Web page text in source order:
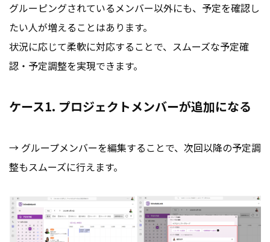
グルーピングされているメンバー以外にも、予定を確認し
たい人が増えることはあります。
状況に応じて柔軟に対応することで、スムーズな予定確
認・予定調整を実現できます。
ケース1. プロジェクトメンバーが追加になる
→ グループメンバーを編集することで、次回以降の予定調
整もスムーズに行えます。